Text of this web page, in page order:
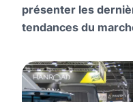
présenter les
tendances du